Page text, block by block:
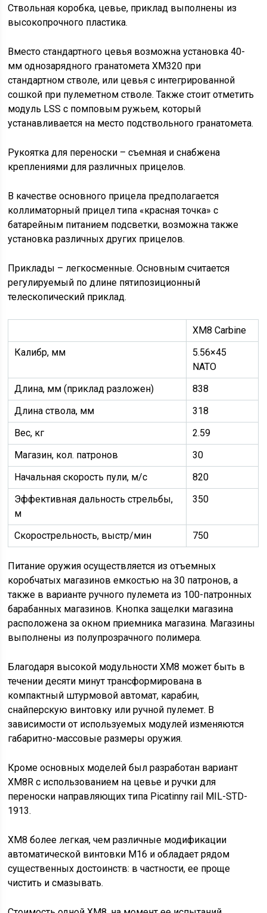
Ствольная коробка, цевье, приклад выполнены из
высокопрочного пластика.
Вместо стандартного цевья возможна установка 40-
мм однозарядного гранатомета XM320 при
стандартном стволе, или цевья с интегрированной
сошкой при пулеметном стволе. Также стоит отметить
модуль LSS с помповым ружьем, который
устанавливается на место подствольного гранатомета.
Рукоятка для переноски – съемная и снабжена
креплениями для различных прицелов.
В качестве основного прицела предполагается
коллиматорный прицел типа «красная точка» с
батарейным питанием подсветки, возможна также
установка различных других прицелов.
Приклады – легкосменные. Основным считается
регулируемый по длине пятипозиционный
телескопический приклад.
XM8 Carbine
Калибр, мм
5.56×45
NATO
Длина, мм (приклад разложен)
838
Длина ствола, мм
318
Вес, кг
2.59
Магазин, кол. патронов
30
Начальная скорость пули, м/с
820
Эффективная дальность стрельбы,
м
350
Скорострельность, выстр/мин 750
Питание оружия осуществляется из отъемных
коробчатых магазинов емкостью на 30 патронов, а
также в варианте ручного пулемета из 100-патронных
барабанных магазинов. Кнопка защелки магазина
расположена за окном приемника магазина. Магазины
выполнены из полупрозрачного полимера.
Благодаря высокой модульности XM8 может быть в
течении десяти минут трансформирована в
компактный штурмовой автомат, карабин,
снайперскую винтовку или ручной пулемет. В
зависимости от используемых модулей изменяются
габаритно-массовые размеры оружия.
Кроме основных моделей был разработан вариант
XM8R с использованием на цевье и ручки для
переноски направляющих типа Picatinny rail MIL-STD-
1913.
XM8 более легкая, чем различные модификации
автоматической винтовки M16 и обладает рядом
существенных достоинств: в частности, ее проще
чистить и смазывать.